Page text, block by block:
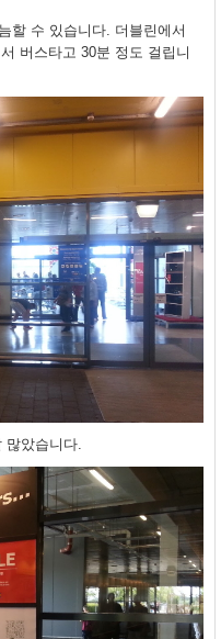
할 수 있습니다. 더블린에서
버스타고 30분 정도 걸립니
았습니다.